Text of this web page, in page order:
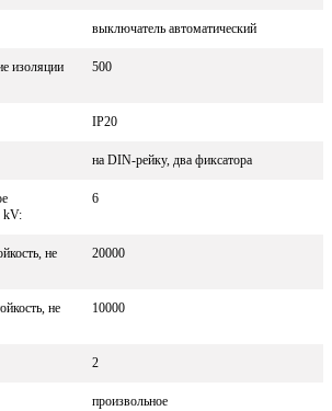
выключатель автоматический
изоляции
500
IP20
на DIN-рейку, два фиксатора
kV:
6
не
20000
не
10000
2
произвольное